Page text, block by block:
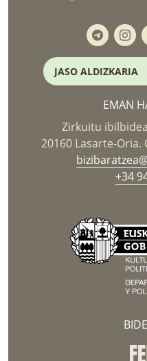
JASO ALDIZKARIA
EMAN
Zirkuitu
20160 Lasarte-Oria.
+34